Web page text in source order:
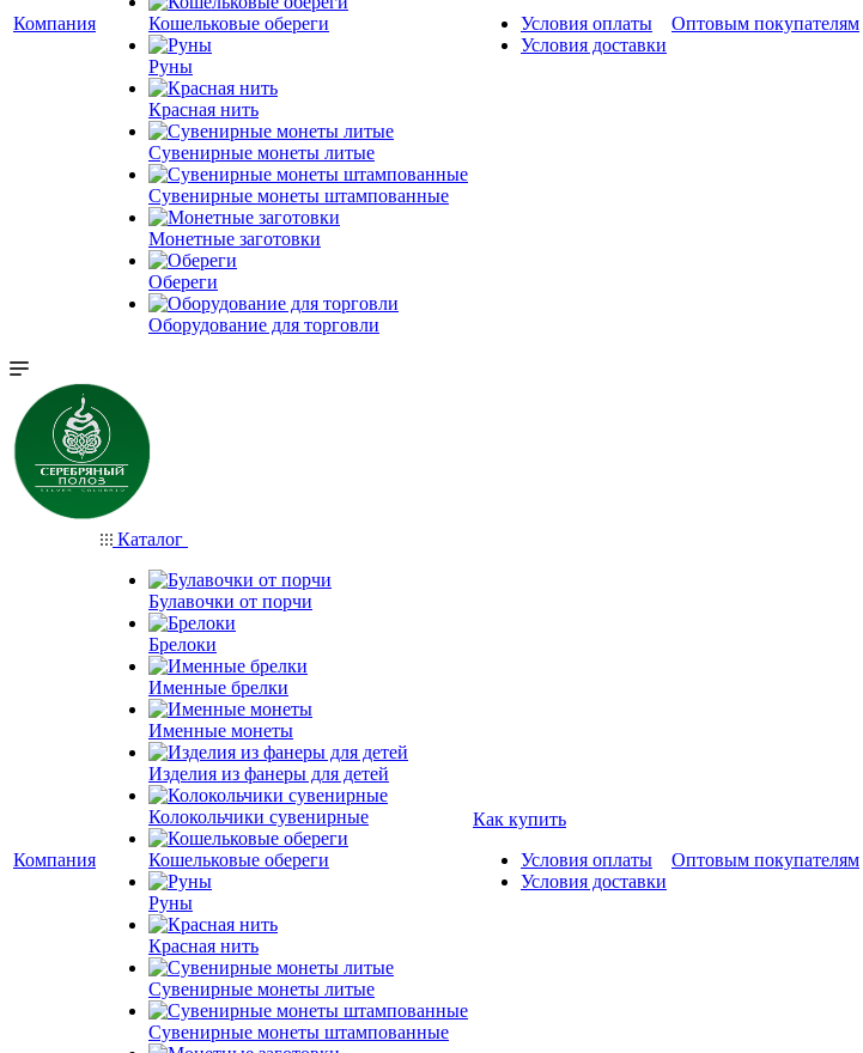
Компания Кошельковые обереги
Руны
Красная нить
Сувенирные монеты литые
Сувенирные монеты штампованные
Монетные заготовки
Обереги
Оборудование для торговли
Условия оплаты
Условия доставки
Оптовым покупателям
Компания
Каталог
Булавочки от порчи
Брелоки
Именные брелки
Именные монеты
Изделия из фанеры для детей
Колокольчики сувенирные
Кошельковые обереги
Руны
Красная нить
Сувенирные монеты литые
Сувенирные монеты штампованные
Как купить
Условия оплаты
Условия доставки
Оптовым покупателям